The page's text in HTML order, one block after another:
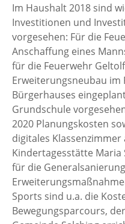
Im Haushalt 2018 sind
Investitionen und
vorgesehen: Für die
Anschaffung eines
für die Feuerwehr
Erweiterungsneubau im
Bürgerhauses
Grundschule
2020 Planungskosten
digitales
Kindertagesstätte Maria
für die
Sports sind u.a. die
Bewegungsparcours,